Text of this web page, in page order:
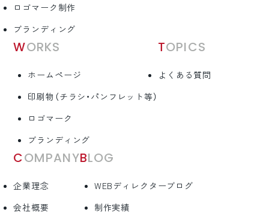
ロゴマーク制作
ブランディング
WORKS
ホームページ
印刷物（チラシ・パンフレット等）
ロゴマーク
ブランディング
TOPICS
よくある質問
COMPANY
企業理念
会社概要
BLOG
WEBディレクターブログ
制作実績